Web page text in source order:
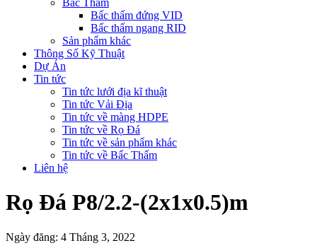
Bấc Thấm
Bấc thấm đứng VID
Bấc thấm ngang RID
Sản phẩm khác
Thông Số Kỹ Thuật
Dự Án
Tin tức
Tin tức lưới địa kĩ thuật
Tin tức Vải Địa
Tin tức về màng HDPE
Tin tức về Rọ Đá
Tin tức về sản phẩm khác
Tin tức về Bấc Thấm
Liên hệ
Rọ Đá P8/2.2-(2x1x0.5)m
Ngày đăng: 4 Tháng 3, 2022